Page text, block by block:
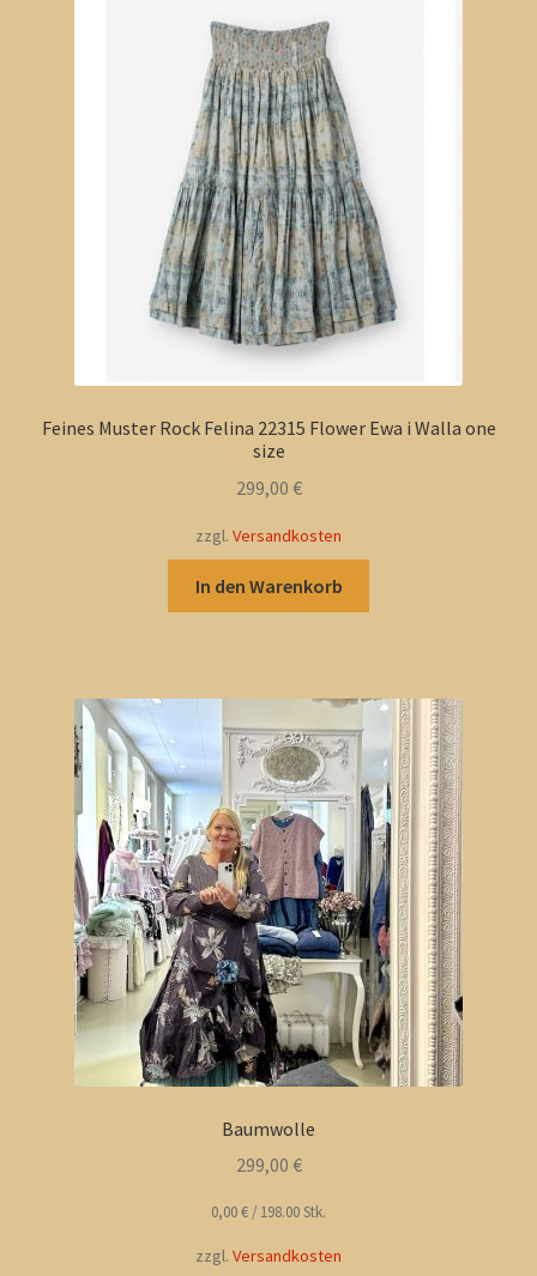
Feines Muster Rock Felina 22315 Flower Ewa i Walla one
size
299,00 €
zzgl. Versandkosten
In den Warenkorb
Baumwolle
299,00 €
0,00€ / 198.00Stk.
zzgl. Versandkosten